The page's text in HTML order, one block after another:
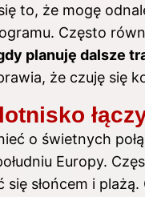
to, że mogę
Często
planuję dalsze
że czuję się
o świetnych
Europy.
się słońcem i